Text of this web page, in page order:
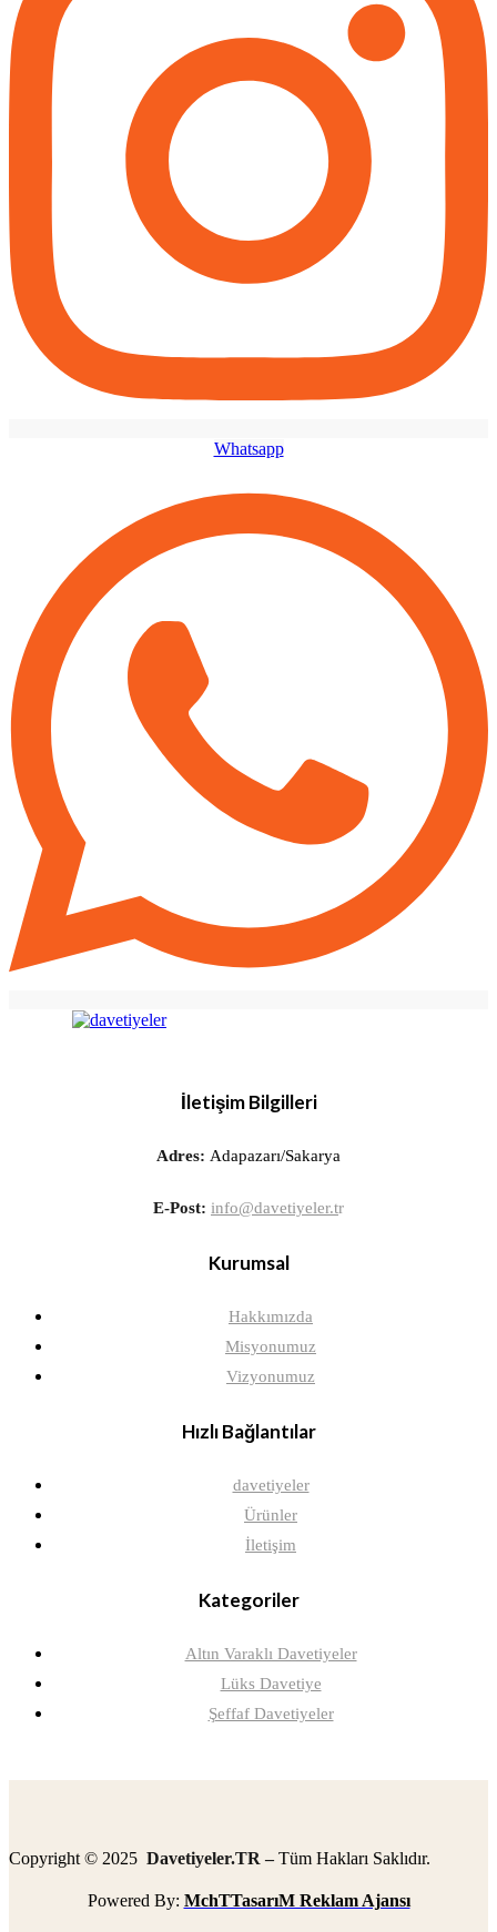
Whatsapp
İletişim Bilgilleri
Adres: Adapazarı/Sakarya
E-Post: info@davetiyeler.tr
Kurumsal
Hakkımızda
Misyonumuz
Vizyonumuz
Hızlı Bağlantılar
davetiyeler
Ürünler
İletişim
Kategoriler
Altın Varaklı Davetiyeler
Lüks Davetiye
Şeffaf Davetiyeler
Copyright © 2025 Davetiyeler.TR –Tüm Hakları Saklıdır.
Powered By: MchTTasarıM Reklam Ajansı